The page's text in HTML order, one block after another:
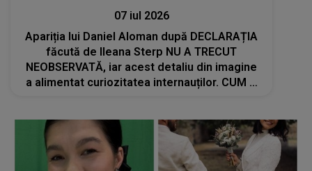
07 iul 2026
Apariția lui Daniel Aloman după DECLARAȚIA
făcută de Ileana Sterp NU A TRECUT
NEOBSERVATĂ, iar acest detaliu din imagine
a alimentat curiozitatea internauților. CUM A